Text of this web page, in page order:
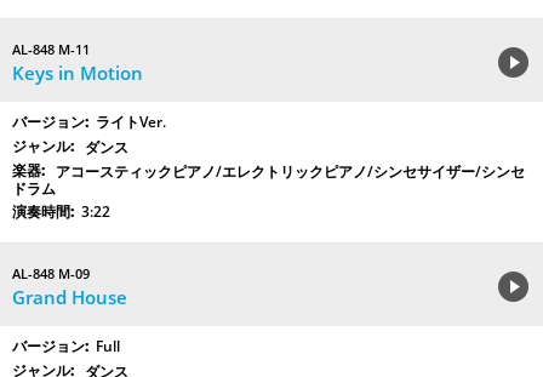
AL-848 M-11
Keys in Motion
ライトVer.
ダンス
アコースティックピアノ/エレクトリックピアノ/シンセサイザー/シンセ
ドラム
3:22
AL-848 M-09
Grand House
Full
ダンス